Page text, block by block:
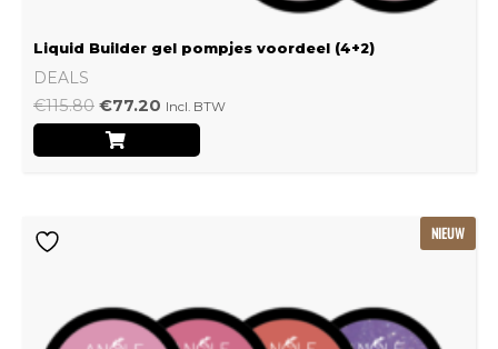
Liquid Builder gel pompjes voordeel (4+2)
DEALS
€115.80 €77.20 Incl. BTW
NIEUW